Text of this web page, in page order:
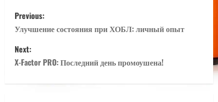
P
o
s
t
Previous:
Улучшение состояния при ХОБЛ: личный опыт
Next:
X-Factor PRO: Последний день промоушена!